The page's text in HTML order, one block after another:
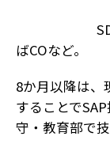
SDを選ん
ばCOなど。
8か月以降は、
することで
守・教育部で